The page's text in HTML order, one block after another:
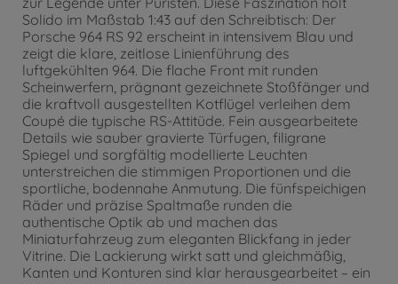
Solido im Maßstab 1:43 auf den Schreibtisch: Der
Porsche 964 RS 92 erscheint in intensivem Blau und
zeigt die klare, zeitlose Linienführung des
luftgekühlten 964. Die flache Front mit runden
Scheinwerfern, prägnant gezeichnete Stoßfänger und
die kraftvoll ausgestellten Kotflügel verleihen dem
Coupé die typische RS-Attitüde. Fein ausgearbeitete
Details wie sauber gravierte Türfugen, filigrane
Spiegel und sorgfältig modellierte Leuchten
unterstreichen die stimmigen Proportionen und die
sportliche, bodennahe Anmutung. Die fünfspeichigen
Räder und präzise Spaltmaße runden die
authentische Optik ab und machen das
Miniaturfahrzeug zum eleganten Blickfang in jeder
Vitrine. Die Lackierung wirkt satt und gleichmäßig,
Kanten und Konturen sind klar herausgearbeitet – ein